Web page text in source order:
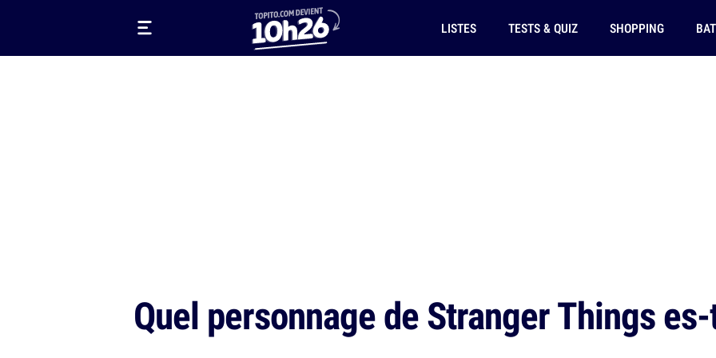
LISTES TESTS & QUIZ SHOPPING
Quel personnage de Stranger Things